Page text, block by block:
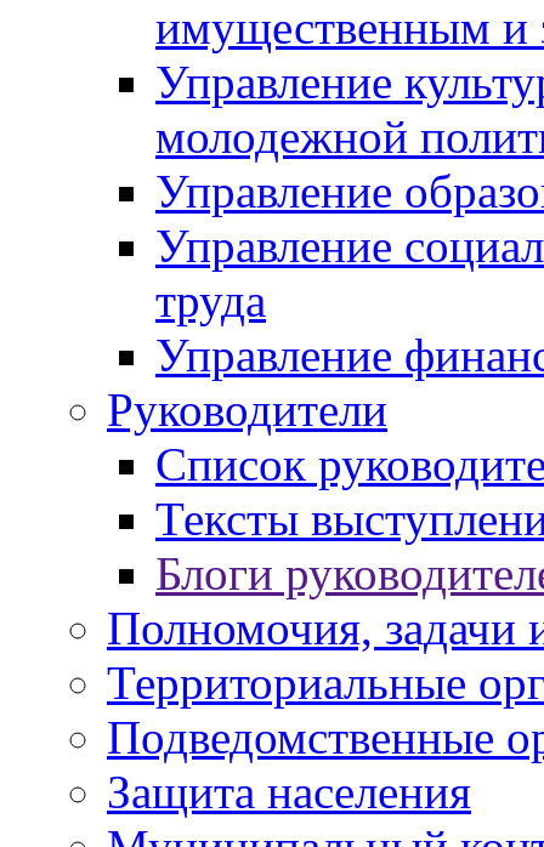
имущественным и
Управление
молодежной
Управление
Управление
труда
Управление
Руководители
Список
Тексты
Блоги
Полномочия, задачи
Территориальные
Подведомственные
Защита населения